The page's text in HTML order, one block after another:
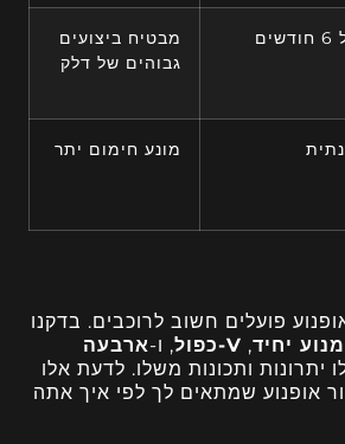
מבטיח ביצועים
גבוהים של דלק
מונע חימום יתר
פועלים חשוב לרוכבים. בדקנו
מנוע יחיד, V-כפול , ו-ארבעה
יתרונות ותכונות משלו. לדעת אלו
אופנוע שמתאים לך לפי איך אתה